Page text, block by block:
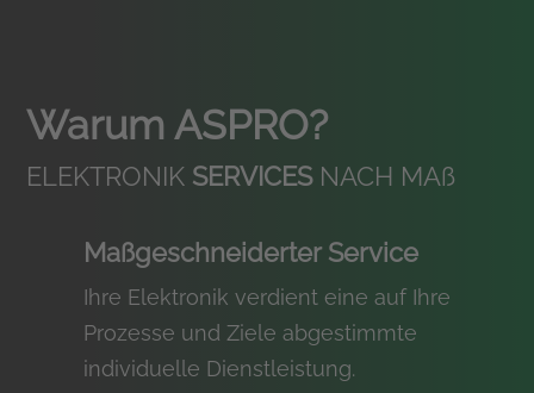
Warum ASPRO?
ELEKTRONIK SERVICESNACH MAß
Maßgeschneiderter Service
Ihre Elektronik verdient eine auf Ihre
Prozesse und Ziele abgestimmte
individuelle Dienstleistung.